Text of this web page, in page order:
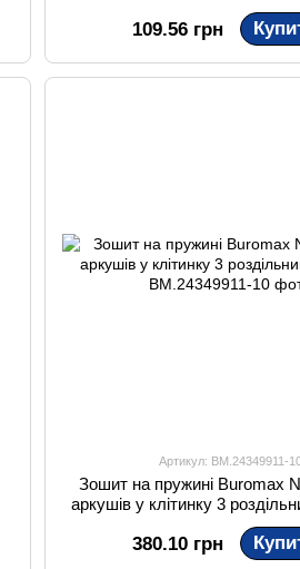
109.56 грн
Артикул: BM.24349911-
Зошит на пружині Buromax
аркушів у клітинку 3
380.10 грн